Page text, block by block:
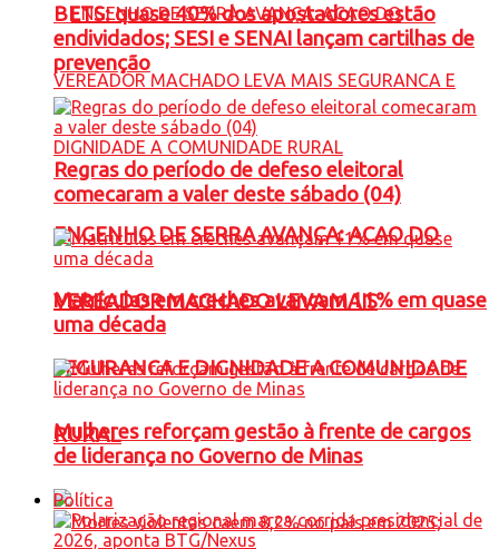
ENGENHO DE SERRA AVANÇA: ACAO DO
VEREADOR MACHADO LEVA MAIS
SEGURANCA E DIGNIDADE A COMUNIDADE
RURAL
BETS: quase 40% dos apostadores estão
endividados; SESI e SENAI lançam cartilhas de
prevenção
Regras do período de defeso eleitoral
comecaram a valer deste sábado (04)
Matrículas em creches avançam 11% em quase
uma década
Mulheres reforçam gestão à frente de cargos
de liderança no Governo de Minas
Política